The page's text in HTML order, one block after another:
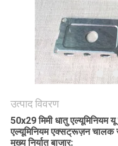
साइटमैप
PRIVACY
POLICY
उत्पाद विवरण
50x29 मिमी धातु
एल्यूमिनियम एक्सट्रूज़न
मुख्य निर्यात बाजार: